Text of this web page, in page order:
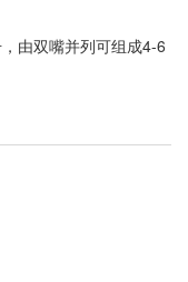
由双嘴并列可组成4-6